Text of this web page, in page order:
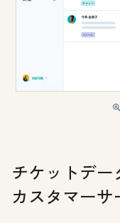
チケットデー
カスタマー